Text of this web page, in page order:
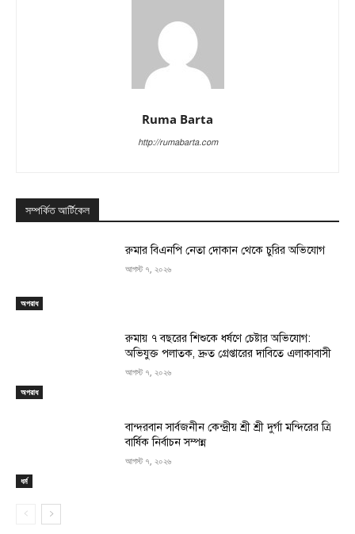
Ruma Barta
http://rumabarta.com
সম্পর্কিত আর্টিকেল
অপরাধ
রুমার বিএনপি নেতা দোকান থেকে চুরির অভিযোগ
আগস্ট ৭, ২০২৬
অপরাধ
রুমায় ৭ বছরের শিশুকে ধর্ষণে চেষ্টার অভিযোগ:
অভিযুক্ত পলাতক, দ্রুত গ্রেপ্তারের দাবিতে এলাকাবাসী
আগস্ট ৭, ২০২৬
ধর্ম
বান্দরবান সার্বজনীন কেন্দ্রীয় শ্রী শ্রী দুর্গা মন্দিরের ত্রি
বার্ষিক নির্বাচন সম্পন্ন
আগস্ট ৭, ২০২৬